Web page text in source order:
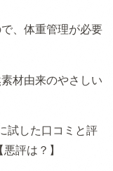
、体重管理が必要
材由来のやさしい
試した口コミと評
評は？】